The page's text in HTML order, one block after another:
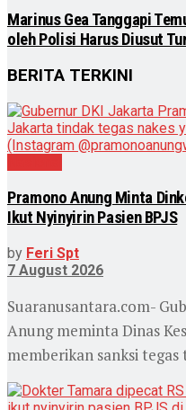
Marinus Gea Tanggapi
oleh Polisi Harus Diusut
BERITA TERKINI
Pramono Anung Minta
Ikut Nyinyirin Pasien BPJS
by Feri Spt
7 August 2026
Suaranusantara.com-
Anung meminta Dinas
memberikan sanksi